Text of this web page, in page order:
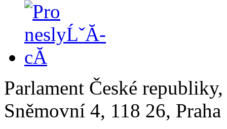
Parlament České
Sněmovní 4, 118 26,